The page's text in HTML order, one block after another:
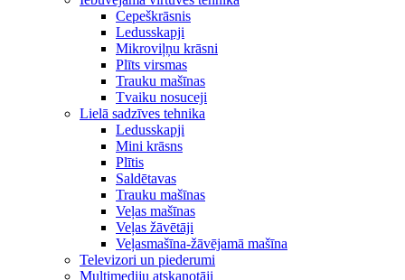
Cepeškrāsnis
Ledusskapji
Mikroviļņu krāsni
Plīts virsmas
Trauku mašīnas
Tvaiku nosuceji
Lielā sadzīves tehnika
Ledusskapji
Mini krāsns
Plītis
Saldētavas
Trauku mašīnas
Veļas mašīnas
Veļas žāvētāji
Veļasmašīna-žāvējamā mašīna
Televizori un piederumi
Multimediju atskaņotāji